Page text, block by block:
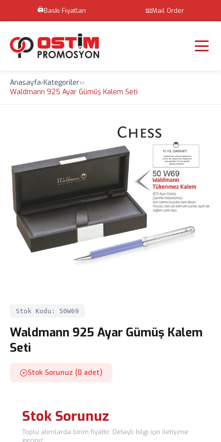
🖨️Baskı Fiyatları 📧Mail Order
Anasayfa›Kategoriler››
Waldmann 925 Ayar Gümüş Kalem Seti
Stok Kodu: 50W69
Waldmann 925 Ayar Gümüş Kalem
Seti
Stok Sorunuz (0 adet)
Stok Sorunuz
Toplu alımlarda birim fiyattır. Detaylı bilgi için iletişime
geçiniz.